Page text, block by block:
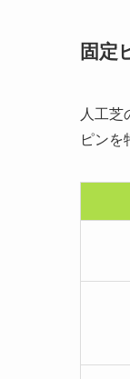
固定
人工
ピンを